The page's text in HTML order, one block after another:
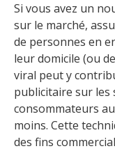
Si vous avez un
sur le marché,
de personnes en
leur domicile (ou
viral peut y
publicitaire sur les
consommateurs
moins. Cette
des fins